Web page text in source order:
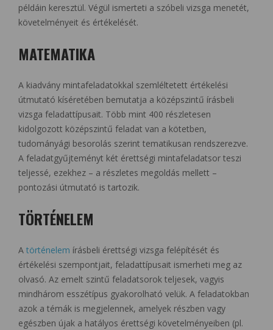
példáin keresztül. Végül ismerteti a szóbeli vizsga menetét,
követelményeit és értékelését.
MATEMATIKA
A kiadvány mintafeladatokkal szemléltetett értékelési
útmutató kíséretében bemutatja a középszintű írásbeli
vizsga feladattípusait. Több mint 400 részletesen
kidolgozott középszintű feladat van a kötetben,
tudományági besorolás szerint tematikusan rendszerezve.
A feladatgyűjteményt két érettségi mintafeladatsor teszi
teljessé, ezekhez – a részletes megoldás mellett –
pontozási útmutató is tartozik.
TÖRTÉNELEM
A történelem írásbeli érettségi vizsga felépítését és
értékelési szempontjait, feladattípusait ismerheti meg az
olvasó. Az emelt szintű feladatsorok teljesek, vagyis
mindhárom esszétípus gyakorolható velük. A feladatokban
azok a témák is megjelennek, amelyek részben vagy
egészben újak a hatályos érettségi követelményeiben (pl.